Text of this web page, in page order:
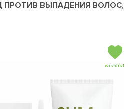
ПРОТИВ ВЫПАДЕНИЯ ВОЛОС,
wishlist